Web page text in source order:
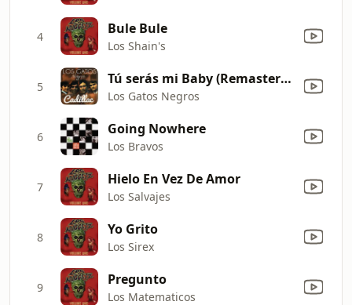
4 Bule Bule
Los Shain's
5 Tú serás mi Baby (Remastered)
Los Gatos Negros
6 Going Nowhere
Los Bravos
7 Hielo En Vez De Amor
Los Salvajes
8 Yo Grito
Los Sirex
9 Pregunto
Los Matematicos